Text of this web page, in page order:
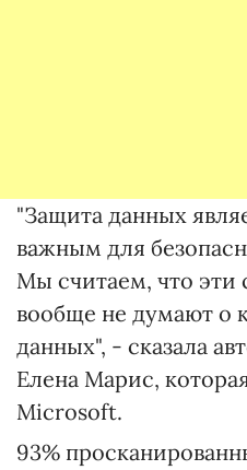
"Защита данных
важным для
Мы считаем, что
вообще не думают о
данных", - сказала
Елена Марис,
Microsoft.
93%